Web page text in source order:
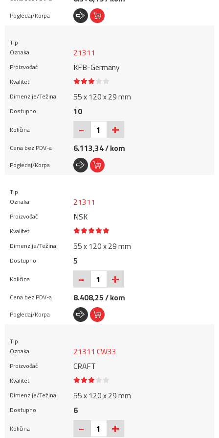
21311
KFB-Germany
55 x 120 x 29 mm
10
- +
6.113,34 / kom
21311
NSK
55 x 120 x 29 mm
5
- +
8.408,25 / kom
21311 CW33
CRAFT
55 x 120 x 29 mm
6
- +